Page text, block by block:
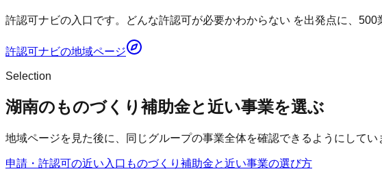
許認可ナビの入口です。どんな許認可が必要かわからない を出発点に、
許認可ナビの地域ページ
Selection
湖南のものづくり補助金と近い事業を選ぶ
地域ページを見た後に、同じグループの事業全体を確認できるようにしてい
申請・許認可の近い入口 ものづくり補助金と近い事業の選び方